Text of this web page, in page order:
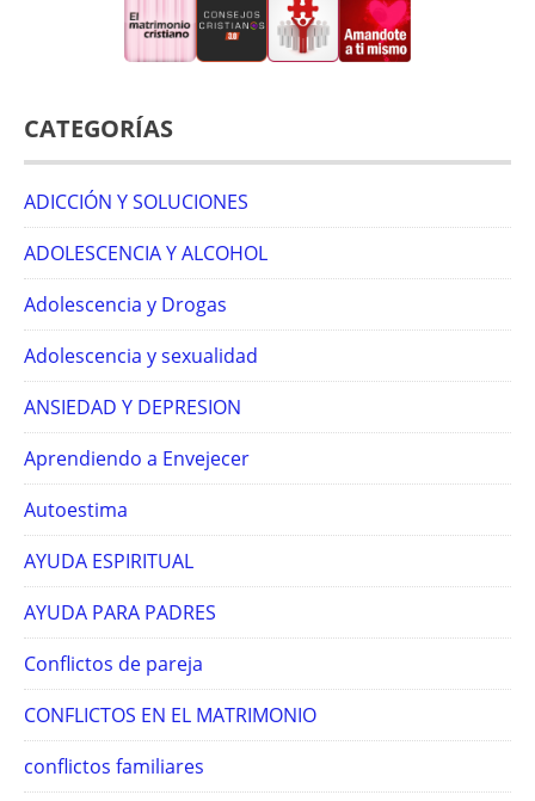
CATEGORÍAS
ADICCIÓN Y SOLUCIONES
ADOLESCENCIA Y ALCOHOL
Adolescencia y Drogas
Adolescencia y sexualidad
ANSIEDAD Y DEPRESION
Aprendiendo a Envejecer
Autoestima
AYUDA ESPIRITUAL
AYUDA PARA PADRES
Conflictos de pareja
CONFLICTOS EN EL MATRIMONIO
conflictos familiares